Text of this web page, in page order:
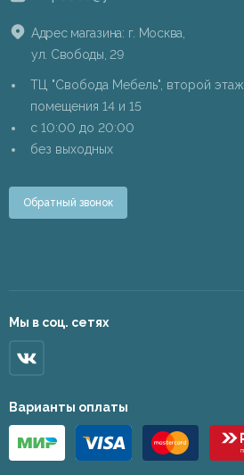
Адрес магазина: г. Москва,
ул. Свободы, 29
ТЦ "Свобода Мебель", второй этаж,
помещения 14 и 15
c 10:00 до 20:00
без выходных
Обратный звонок
Мы в соц. сетях
Варианты оплаты